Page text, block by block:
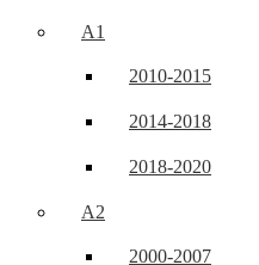
A1
2010-2015
2014-2018
2018-2020
A2
2000-2007